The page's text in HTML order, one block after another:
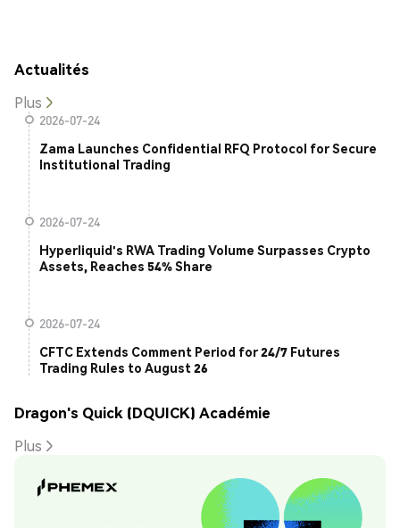
Actualités
Plus
2026-07-24
Zama Launches Confidential RFQ Protocol for Secure
Institutional Trading
2026-07-24
Hyperliquid's RWA Trading Volume Surpasses Crypto
Assets, Reaches 54% Share
2026-07-24
CFTC Extends Comment Period for 24/7 Futures
Trading Rules to August 26
Dragon's Quick (DQUICK) Académie
Plus